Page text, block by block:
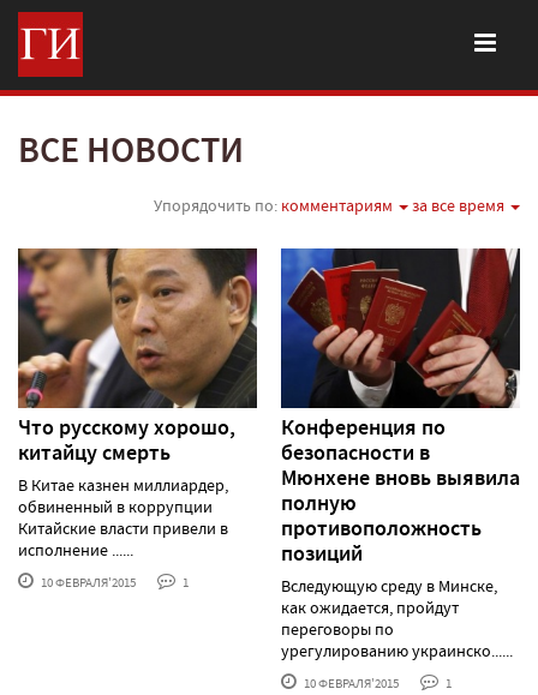
ВСЕ НОВОСТИ
Упорядочить по: комментариям за все время
Что русскому хорошо,
китайцу смерть
В Китае казнен миллиардер,
обвиненный в коррупции
Китайские власти привели в
исполнение ......
10 ФЕВРАЛЯ'2015 1
Конференция по
безопасности в
Мюнхене вновь выявила
полную
противоположность
позиций
Вследующую среду в Минске,
как ожидается, пройдут
переговоры по
урегулированию украинско......
10 ФЕВРАЛЯ'2015 1